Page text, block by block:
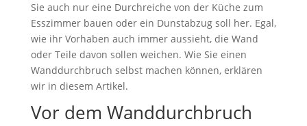
Sie auch nur eine Durchreiche von der Küche zum
Esszimmer bauen oder ein Dunstabzug soll her. Egal,
wie ihr Vorhaben auch immer aussieht, die Wand
oder Teile davon sollen weichen. Wie Sie einen
Wanddurchbruch selbst machen können, erklären
wir in diesem Artikel.
Vor dem Wanddurchbruch